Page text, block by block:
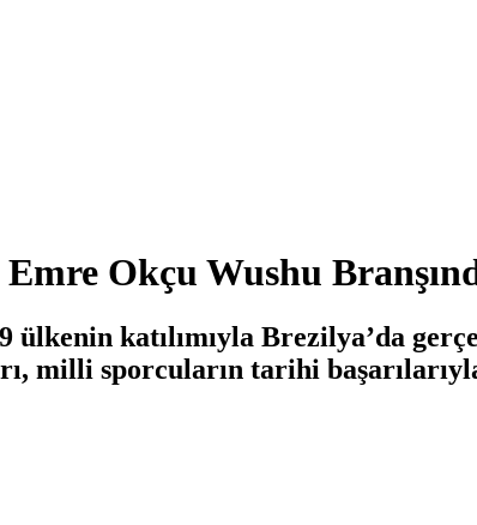
Okçu Wushu
ülkenin katılımıyla Brezilya’da
milli sporcuların tarihi